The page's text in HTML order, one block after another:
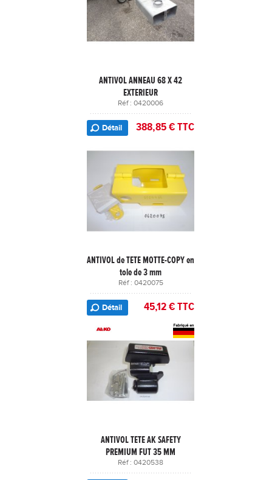
ANTIVOL ANNEAU 68 X 42
EXTERIEUR
Réf : 0420006
Détail 388,85 € TTC
ANTIVOL de TETE MOTTE-COPY en
tole de 3 mm
Réf : 0420075
Détail 45,12 € TTC
ANTIVOL TETE AK SAFETY
PREMIUM FUT 35 MM
Réf : 0420538